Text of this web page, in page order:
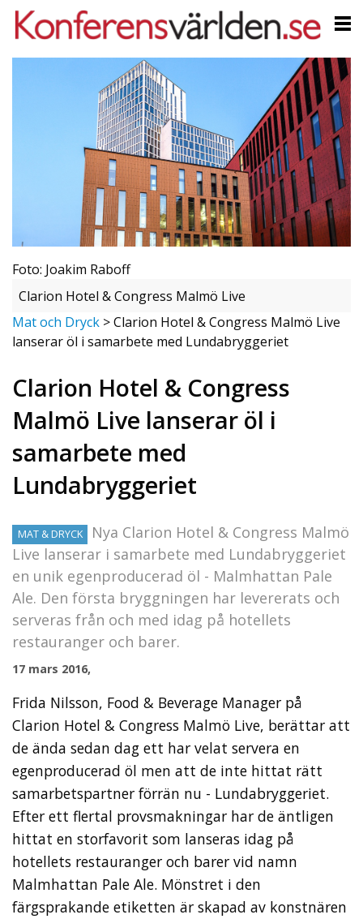
Foto: Joakim Raboff
Clarion Hotel & Congress Malmö Live
Mat och Dryck >Clarion Hotel & Congress Malmö Live
lanserar öl i samarbete med Lundabryggeriet
Clarion Hotel & Congress
Malmö Live lanserar öl i
samarbete med
Lundabryggeriet
MAT & DRYCK
Nya Clarion Hotel & Congress Malmö
Live lanserar i samarbete med Lundabryggeriet
en unik egenproducerad öl - Malmhattan Pale
Ale. Den första bryggningen har levererats och
serveras från och med idag på hotellets
restauranger och barer.
17 mars 2016,
Frida Nilsson, Food & Beverage Manager på
Clarion Hotel & Congress Malmö Live, berättar att
de ända sedan dag ett har velat servera en
egenproducerad öl men att de inte hittat rätt
samarbetspartner förrän nu - Lundabryggeriet.
Efter ett flertal provsmakningar har de äntligen
hittat en storfavorit som lanseras idag på
hotellets restauranger och barer vid namn
Malmhattan Pale Ale. Mönstret i den
färgsprakande etiketten är skapad av konstnären